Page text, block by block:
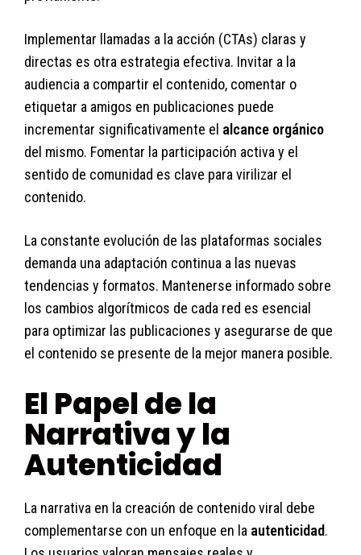
Implementar llamadas a la acción (CTAs) claras y
directas es otra estrategia efectiva. Invitar a la
audiencia a compartir el contenido, comentar o
etiquetar a amigos en publicaciones puede
incrementar significativamente el alcance orgánico
del mismo. Fomentar la participación activa y el
sentido de comunidad es clave para virilizar el
contenido.
La constante evolución de las plataformas sociales
demanda una adaptación continua a las nuevas
tendencias y formatos. Mantenerse informado sobre
los cambios algorítmicos de cada red es esencial
para optimizar las publicaciones y asegurarse de que
el contenido se presente de la mejor manera posible.
El Papel de la
Narrativa y la
Autenticidad
La narrativa en la creación de contenido viral debe
complementarse con un enfoque en la autenticidad.